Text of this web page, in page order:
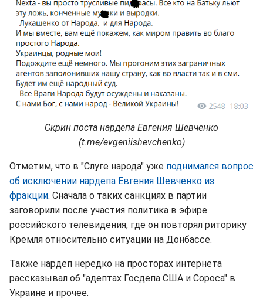
Скрин поста нардепа Евгения Шевченко
(t.me/evgeniishevchenko)
Отметим, что в "Слуге народа" уже поднимался вопрос
об исключении нардепа Евгения Шевченко из
фракции. Сначала о таких санкциях в партии
заговорили после участия политика в эфире
российского телевидения, где он повторял риторику
Кремля относительно ситуации на Донбассе.
Также нардеп нередко на просторах интернета
рассказывал об "адептах Госдепа США и Сороса" в
Украине и прочее.